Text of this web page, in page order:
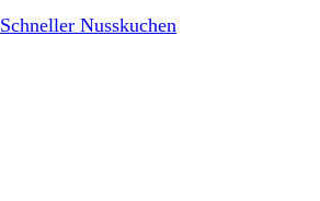
Schneller Nusskuchen